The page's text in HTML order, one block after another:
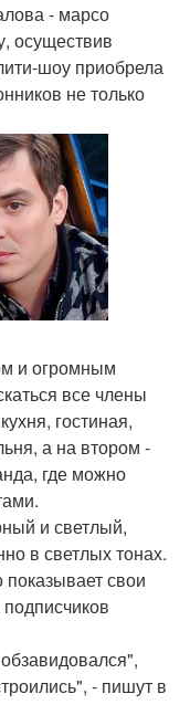
- марсо
осуществив
шоу приобрела
не только
и огромным
все члены
гостиная,
а на втором -
где можно
и светлый,
в светлых тонах.
свои
- пишут в